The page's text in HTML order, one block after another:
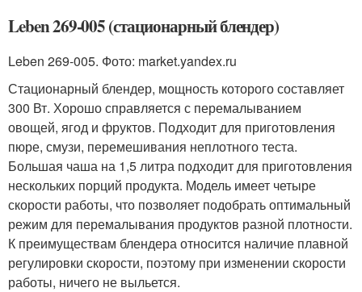
Leben 269-005 (стационарный блендер)
Leben 269-005. Фото: market.yandex.ru
Стационарный блендер, мощность которого составляет
300 Вт. Хорошо справляется с перемалыванием
овощей, ягод и фруктов. Подходит для приготовления
пюре, смузи, перемешивания неплотного теста.
Большая чаша на 1,5 литра подходит для приготовления
нескольких порций продукта. Модель имеет четыре
скорости работы, что позволяет подобрать оптимальный
режим для перемалывания продуктов разной плотности.
К преимуществам блендера относится наличие плавной
регулировки скорости, поэтому при изменении скорости
работы, ничего не выльется.